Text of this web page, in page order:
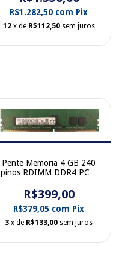
M386A4G40DM0-CPB
R$1.282,50 com Pix
12 x de R$112,50 sem juros
Pente Memoria 4 GB 240
pinos RDIMM DDR4 PC4-
MHz Hynix
HMA451R7MFR8N-TF
R$399,00
R$379,05 com Pix
3 x de R$133,00 sem juros